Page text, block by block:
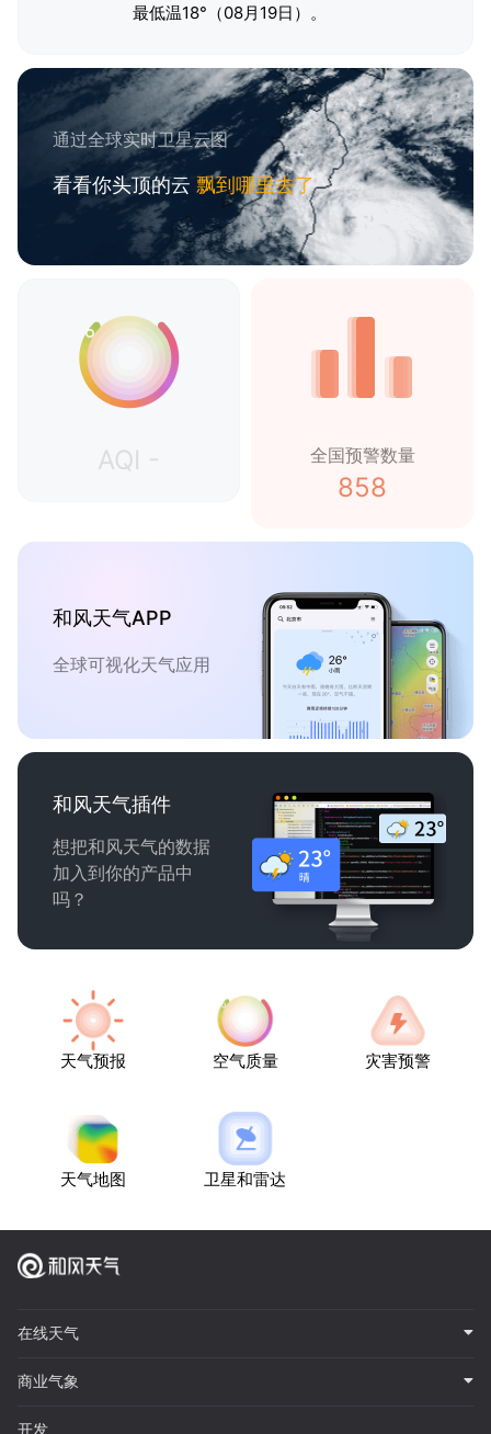
最低温18°（08月19日）。
通过全球实时卫星云图
看看你头顶的云 飘到哪里去了
AQI - 全国预警数量
858
和风天气APP
全球可视化天气应用
和风天气插件
想把和风天气的数据
加入到你的产品中
吗？
天气预报 空气质量 灾害预警
天气地图 卫星和雷达
在线天气
商业气象
开发